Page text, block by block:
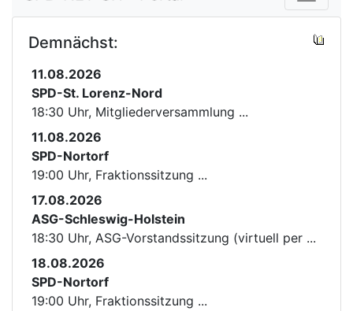
Demnächst:
11.08.2026
SPD-St. Lorenz-Nord
18:30 Uhr, Mitgliederversammlung ...
11.08.2026
SPD-Nortorf
19:00 Uhr, Fraktionssitzung ...
17.08.2026
ASG-Schleswig-Holstein
18:30 Uhr, ASG-Vorstandssitzung (virtuell per ...
18.08.2026
SPD-Nortorf
19:00 Uhr, Fraktionssitzung ...